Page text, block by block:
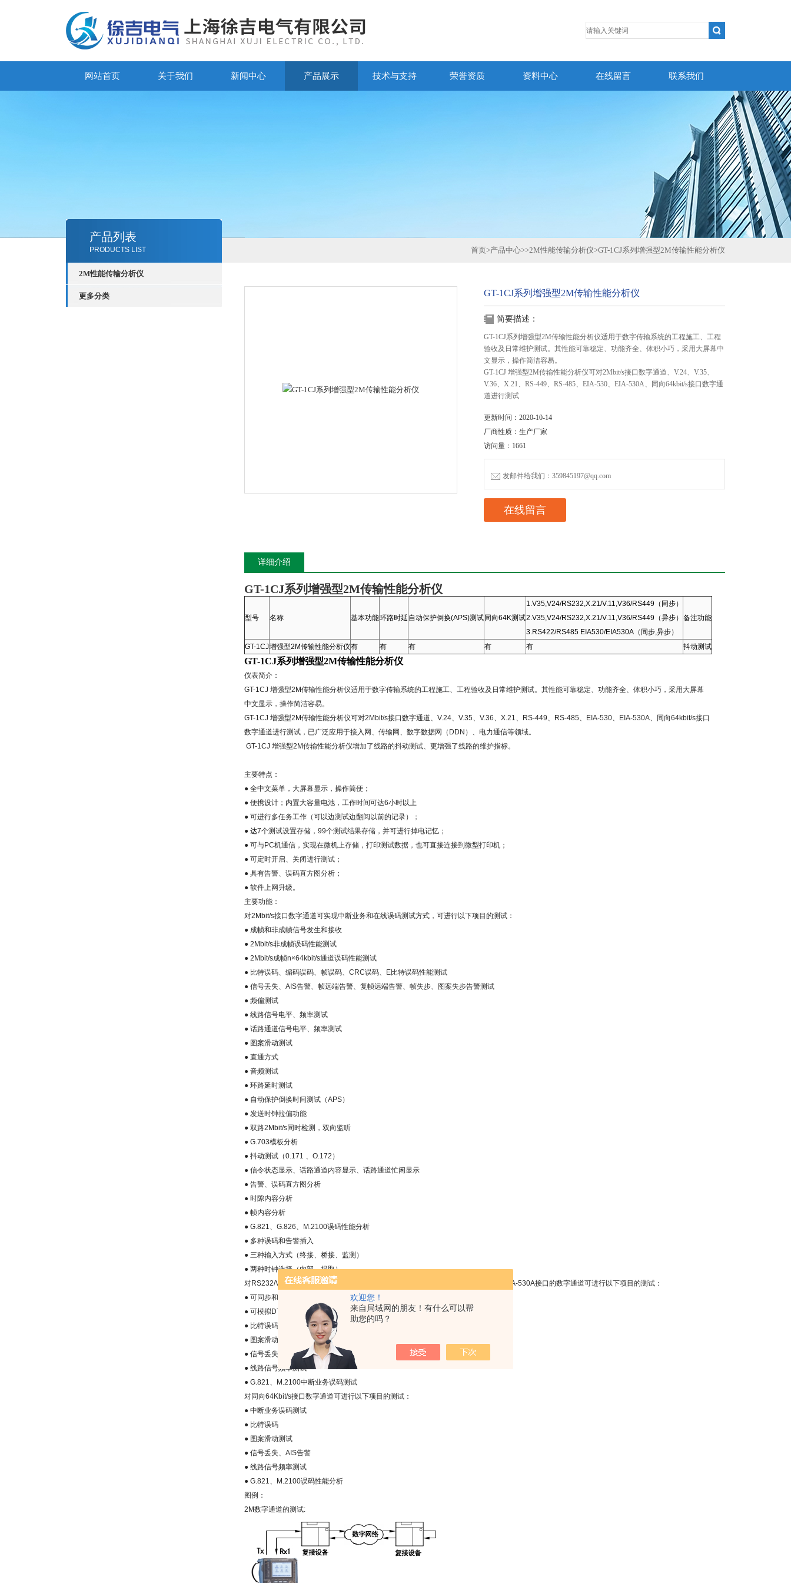
欢迎您！
来自局域网的朋友！有什么可以帮
助您的吗？
网站首页 关于我们 新闻中心 产品展示 技术与支持 荣誉资质 资料中心 在线留言 联系我们
产品列表
PRODUCTS LIST
2M性能传输分析仪
更多分类
首页>产品中心>>2M性能传输分析仪>GT-1CJ系列增强型2M传输性能分析仪
GT-1CJ系列增强型2M传输性能分析仪
简要描述：
GT-1CJ系列增强型2M传输性能分析仪适用于数字传输系统的工程施工、工程
验收及日常维护测试。其性能可靠稳定、功能齐全、体积小巧，采用大屏幕中
文显示，操作简洁容易。
GT-1CJ 增强型2M传输性能分析仪可对2Mbit/s接口数字通道、V.24、V.35、
V.36、X.21、RS-449、RS-485、EIA-530、EIA-530A、同向64kbit/s接口数字通
道进行测试
更新时间：2020-10-14
厂商性质：生产厂家
访问量：1661
发邮件给我们：359845197@qq.com
在线留言
详细介绍
GT-1CJ系列增强型2M传输性能分析仪
型号 名称 基本功能环路时延 自动保护倒换(APS)测试 同向64K测试
1.V35,V24/RS232,X.21/V.11,V36/RS449（同步）
2.V35,V24/RS232,X.21/V.11,V36/RS449（异步）
3.RS422/RS485 EIA530/EIA530A（同步,异步）
备注功能
GT-1CJ增强型2M传输性能分析仪有 有 有 有 有 抖动测试
GT-1CJ系列增强型2M传输性能分析仪
仪表简介：
GT-1CJ 增强型2M传输性能分析仪适用于数字传输系统的工程施工、工程验收及日常维护测试。其性能可靠稳定、功能齐全、体积小巧，采用大屏幕
中文显示，操作简洁容易。
GT-1CJ 增强型2M传输性能分析仪可对2Mbit/s接口数字通道、 V.24、 V.35、 V.36、 X.21、 RS-449、 RS-485、 EIA-530、 EIA-530A、同向64kbit/s接口
数字通道进行测试，已广泛应用于接入网、传输网、数字数据网（ DDN ）、电力通信等领域。
GT-1CJ 增强型2M传输性能分析仪增加了线路的抖动测试、更增强了线路的维护指标。
主要特点：
● 全中文菜单，大屏幕显示，操作简便；
● 便携设计；内置大容量电池，工作时间可达6小时以上
● 可进行多任务工作（可以边测试边翻阅以前的记录）；
● 达7个测试设置存储， 99个测试结果存储，并可进行掉电记忆；
● 可与PC机通信，实现在微机上存储，打印测试数据，也可直接连接到微型打印机；
● 可定时开启、关闭进行测试；
● 具有告警、误码直方图分析；
● 软件上网升级。
主要功能：
对2Mbit/s接口数字通道可实现中断业务和在线误码测试方式，可进行以下项目的测试：
● 成帧和非成帧信号发生和接收
● 2Mbit/s非成帧误码性能测试
● 2Mbit/s成帧n×64kbit/s通道误码性能测试
● 比特误码、编码误码、帧误码、 CRC误码、 E比特误码性能测试
● 信号丢失、 AIS告警、帧远端告警、复帧远端告警、帧失步、图案失步告警测试
● 频偏测试
● 线路信号电平、频率测试
● 话路通道信号电平、频率测试
● 图案滑动测试
● 直通方式
● 音频测试
● 环路延时测试
● 自动保护倒换时间测试（APS）
● 发送时钟拉偏功能
● 双路2Mbit/s同时检测，双向监听
● G.703模板分析
● 抖动测试（0.171 、 O.172 ）
● 信令状态显示、话路通道内容显示、话路通道忙闲显示
● 告警、误码直方图分析
● 时隙内容分析
● 帧内容分析
● G.821、 G.826、 M.2100误码性能分析
● 多种误码和告警插入
● 三种输入方式（终接、桥接、监测）
● 两种时钟选择（内部、提取）
对RS232/V.24/ V.28、V.35、V.36 EIA-530A接口的数字通道可进行以下项目的测试：
● 可同步和异步测试
● 可模拟DTE
DCE
● 比特误码
● 图案滑动测试
● 信号丢失告警测试
● 线路信号频率测试
● G.821、 M.2100中断业务误码测试
对同向64Kbit/s接口数字通道可进行以下项目的测试：
● 中断业务误码测试
● 比特误码
● 图案滑动测试
● 信号丢失、 AIS告警
● 线路信号频率测试
● G.821、 M.2100误码性能分析
图例：
2M数字通道的测试: